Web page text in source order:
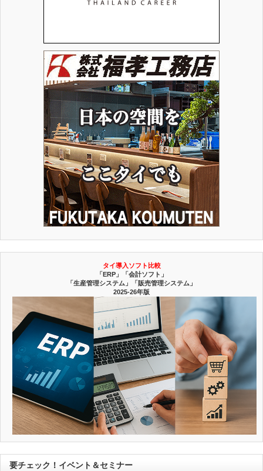
タイ導入ソフト比較
「ERP」「会計ソフト」
「生産管理システム」「販売管理システム」
2025-26年版
要チェック！イベント＆セミナー